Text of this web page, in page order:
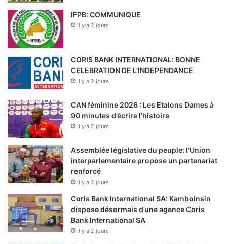
IFPB: COMMUNIQUE
il y a 2 jours
CORIS BANK INTERNATIONAL: BONNE
CELEBRATION DE L’INDEPENDANCE
il y a 2 jours
CAN féminine 2026 : Les Etalons Dames à
90 minutes d’écrire l’histoire
il y a 2 jours
Assemblée législative du peuple: l’Union
interparlementaire propose un partenariat
renforcé
il y a 2 jours
Coris Bank International SA: Kamboinsin
dispose désormais d’une agence Coris
Bank International SA
il y a 2 jours